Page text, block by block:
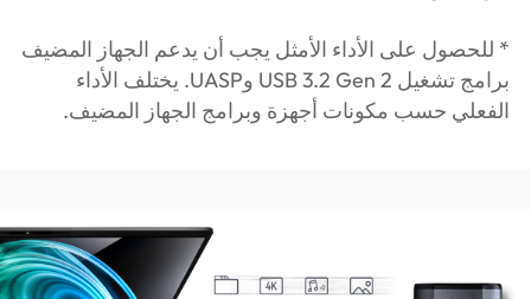
* للحصول على الأداء الأمثل يجب أن يدعم الجهاز المضيف
برامج تشغيل USB 3.2 Gen 2 وUASP. يختلف الأداء
الفعلي حسب مكونات أجهزة وبرامج الجهاز المضيف.